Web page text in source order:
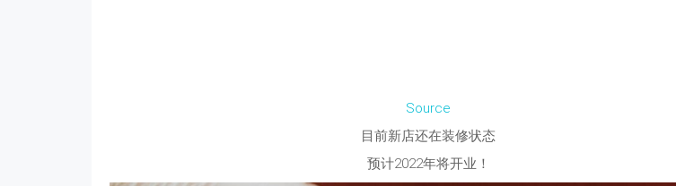
Source
目前新店还在装修状态
预计2022年将开业！